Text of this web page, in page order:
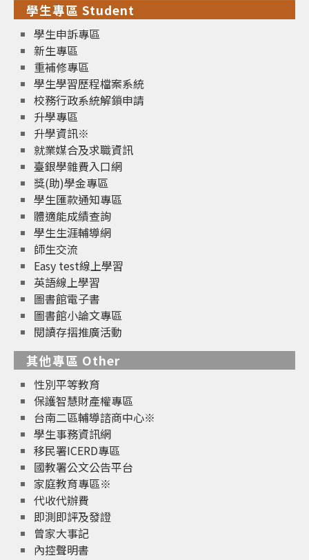
學生專區 Student
學生申訴專區
新生專區
重補修專區
學生學習歷程檔案系統
校務行政系統解鎖申請
升學專區
升學資訊※
就業媒合及求職資訊
臺銀學雜費入口網
獎(助)學金專區
學生匯款通知專區
體適能成績查詢
學生生涯輔導網
師生交流
Easy test線上學習
英語線上學習
圖書館電子書
圖書館小論文專區
閱讀存摺推廣活動
其他專區 Other
性別平等教育
保護智慧財產權專區
台南二區輔導諮商中心※
學生事務資訊網
移民署ICERD專區
國教署公文公告平台
家庭教育專區※
代收代辦費
即測即評及發證
曾家大事記
內控聲明書